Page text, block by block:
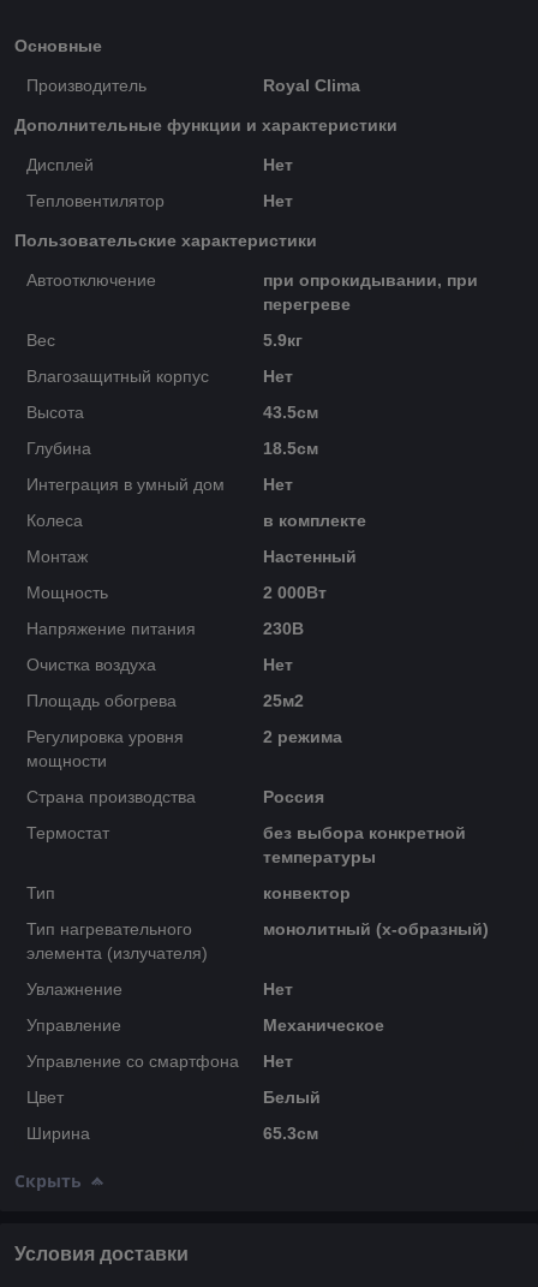
Основные
Производитель Royal Clima
Дополнительные функции и характеристики
Дисплей
Нет
Тепловентилятор
Нет
Пользовательские характеристики
Автоотключение
при опрокидывании, при
перегреве
Вес
5.9кг
Влагозащитный корпус
Нет
Высота
43.5см
Глубина
18.5см
Интеграция в умный дом
Нет
Колеса
в комплекте
Монтаж
Настенный
Мощность
2 000Вт
Напряжение питания
230В
Очистка воздуха
Нет
Площадь обогрева
25м2
Регулировка уровня
мощности
2 режима
Страна производства
Россия
Термостат
без выбора конкретной
температуры
Тип
конвектор
Тип нагревательного
элемента (излучателя)
монолитный (x-образный)
Увлажнение
Нет
Управление
Механическое
Управление со смартфона
Нет
Цвет
Белый
Ширина
65.3см
Скрыть
Условия доставки